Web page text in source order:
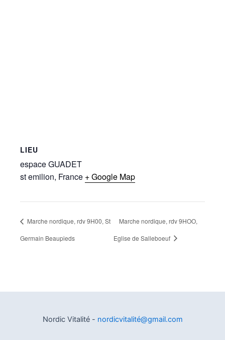
LIEU
espace GUADET
st emilion, France + Google Map
Marche nordique, rdv 9H00, St
Germain Beaupieds
Marche nordique, rdv 9HOO,
Eglise de Salleboeuf
Nordic Vitalité - nordicvitalité@gmail.com